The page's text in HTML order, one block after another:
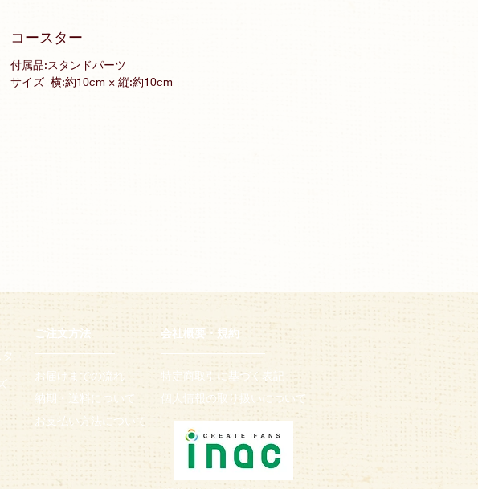
コースター
付属品:スタンドパーツ
サイズ 横:約10cm × 縦:約10cm
ご注文方法
──────────
お届けまでの流れ
納期・ 送料について
お支払い方法について
会社概要・規約
─────────────
特定商取引に基づく表記​
個人情報の取り扱いについて